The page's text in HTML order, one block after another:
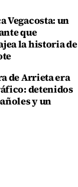
Vegacosta: un
que
la historia de
de Arrieta era
detenidos
y un